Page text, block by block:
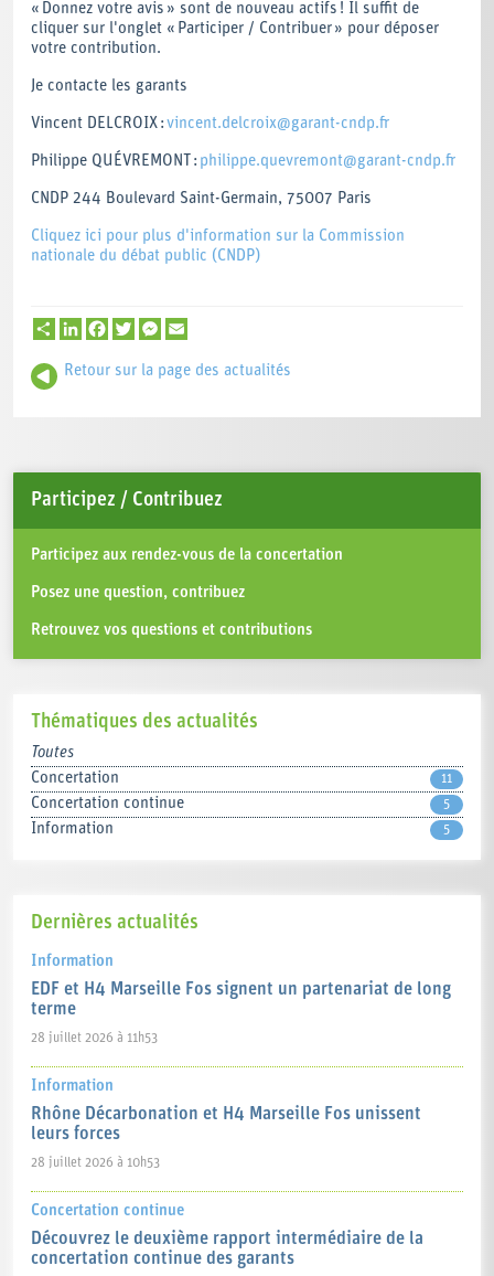
« Donnez votre avis » sont de nouveau actifs ! Il suffit de
cliquer sur l'onglet « Participer / Contribuer » pour déposer
votre contribution.
Je contacte les garants
Vincent DELCROIX : vincent.delcroix@garant-cndp.fr
Philippe QUÉVREMONT : philippe.quevremont@garant-cndp.fr
CNDP 244 Boulevard Saint-Germain, 75007 Paris
Cliquez ici pour plus d'information sur la Commission
nationale du débat public (CNDP)
PartagerLinkedInFacebook
TwitterMessenger
Retour sur la page des actualités
Participez / Contribuez
Participez aux rendez-vous de la concertation
Posez une question, contribuez
Retrouvez vos questions et contributions
Thématiques des actualités
Toutes
Concertation
11
Concertation continue 5
Information 5
Dernières actualités
Information
EDF et H4 Marseille Fos signent un partenariat de long
terme
28 juillet 2026 à 11h53
Information
Rhône Décarbonation et H4 Marseille Fos unissent
leurs forces
28 juillet 2026 à 10h53
Concertation continue
Découvrez le deuxième rapport intermédiaire de la
concertation continue des garants